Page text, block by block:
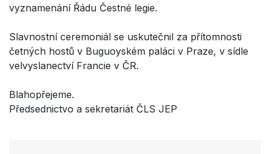
vyznamenání Řádu Čestné legie.
Slavnostní ceremoniál se uskutečnil za přítomnosti
četných hostů v Buguoyském paláci v Praze, v sídle
velvyslanectví Francie v ČR.
Blahopřejeme.
Předsednictvo a sekretariát ČLS JEP